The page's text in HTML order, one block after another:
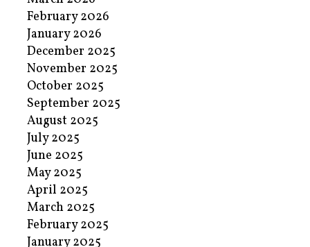
February 2026
January 2026
December 2025
November 2025
October 2025
September 2025
August 2025
July 2025
June 2025
May 2025
April 2025
March 2025
February 2025
January 2025